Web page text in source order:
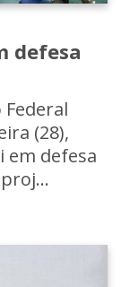
defesa
(28),
em defesa